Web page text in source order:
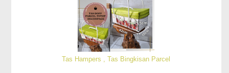
Tas Hampers , Tas Bingkisan Parcel